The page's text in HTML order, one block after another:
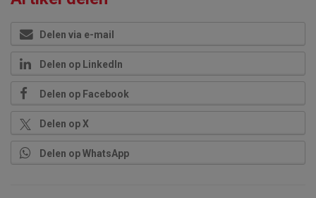
Delen via e-mail
Delen op LinkedIn
Delen op Facebook
Delen op X
Delen op WhatsApp